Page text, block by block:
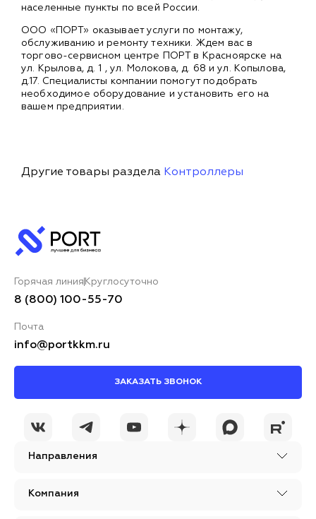
населенные пункты по всей России.
ООО «ПОРТ» оказывает услуги по монтажу,
обслуживанию и ремонту техники. Ждем вас в
торгово-сервисном центре ПОРТ в Красноярске на
ул. Крылова, д. 1 , ул. Молокова, д. 68 и ул. Копылова,
д.17. Специалисты компании помогут подобрать
необходимое оборудование и установить его на
вашем предприятии.
Другие товары раздела Контроллеры
Направления
Компания
Горячая линия Круглосуточно
8 (800) 100-55-70
Почта
info@portkkm.ru
ЗАКАЗАТЬ ЗВОНОК